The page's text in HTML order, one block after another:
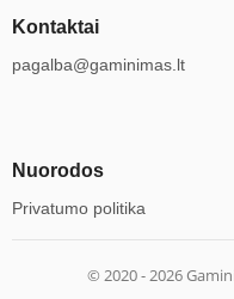
Kontaktai
pagalba@gaminimas.lt
Nuorodos
Privatumo politika
© 2020 -2026